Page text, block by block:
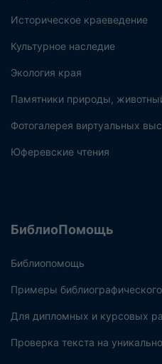
Историческое краеведение
Культурное наследие
Экология края
Памятники природы,
Фотогалерея виртуальных
Юферевские чтения
БиблиоПомощь
Библиопомощь
Примеры
Для дипломных и курсовых
Проверка текста на